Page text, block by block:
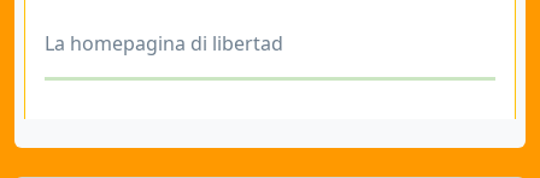
La homepagina di libertad